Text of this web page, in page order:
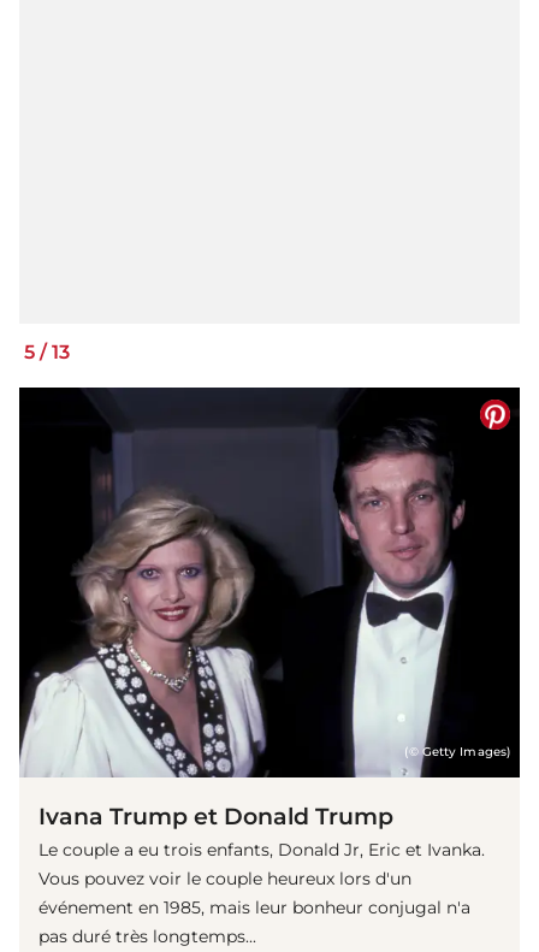
5 / 13
(© Getty Images)
Ivana Trump et Donald Trump
Le couple a eu trois enfants, Donald Jr, Eric et Ivanka.
Vous pouvez voir le couple heureux lors d'un
événement en 1985, mais leur bonheur conjugal n'a
pas duré très longtemps...